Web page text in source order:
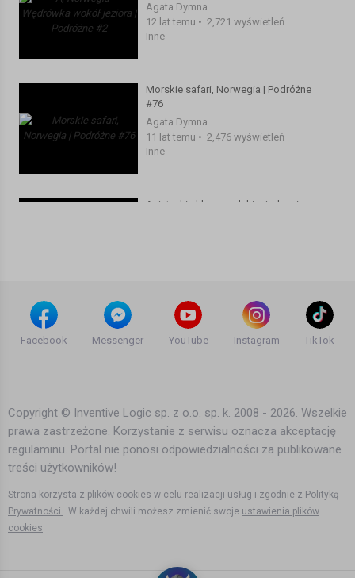
Agata Dymna
12 lat temu • 2,721 wyświetleń
Inne
Morskie safari, Norwegia | Podróżne
#76
Agata Dymna
11 lat temu • 2,476 wyświetleń
Inne
Azjatycki sklep z polskim jedzeniem,
Przedświąteczny festyn, Norwegia |
Podróżne #87
Tymczasem za kołem
podbiegunowym, Norwegia |
Inne
Norwegia | Podróżne #63
Facebook Messenger YouTube Instagram TikTok
Copyright © Inventive Logic sp. z o.o. sp. k. 2008 - 2026. Wszelkie
prawa zastrzeżone. Korzystanie z serwisu oznacza akceptację
regulaminu. Portal nie ponosi odpowiedzialności za publikowane
treści użytkowników!
Strona korzysta z plików cookies w celu realizacji usług i zgodnie z Polityką
Prywatności. W każdej chwili możesz zmienić swoje ustawienia plików
cookies